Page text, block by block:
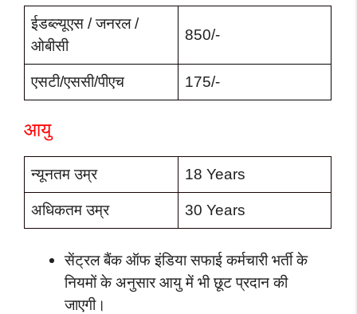
ईडब्ल्यूएस / जनरल /
ओबीसी
850/-
एसटी/एससी/पीएच 175/-
आयु
न्यूनतम उम्र 18 Years
अधिकतम उम्र 30 Years
सेंट्रल बैंक ऑफ इंडिया सफाई कर्मचारी भर्ती के
नियमों के अनुसार आयु में भी छूट प्रदान की
जाएगी।